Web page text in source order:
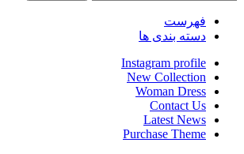
فهرست
دسته بندی ها
Instagram profile
New Collection
Woman Dress
Contact Us
Latest News
Purchase Theme